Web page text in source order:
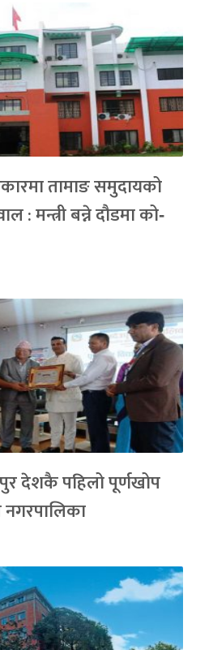
तामाङ समुदायको
: मन्त्री बन्ने दौडमा को‐
देशकै पहिलो पूर्णखोप
नगरपालिका